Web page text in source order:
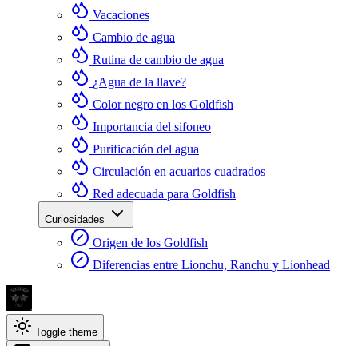
Vacaciones
Cambio de agua
Rutina de cambio de agua
¿Agua de la llave?
Color negro en los Goldfish
Importancia del sifoneo
Purificación del agua
Circulación en acuarios cuadrados
Red adecuada para Goldfish
Curiosidades
Origen de los Goldfish
Diferencias entre Lionchu, Ranchu y Lionhead
Toggle theme